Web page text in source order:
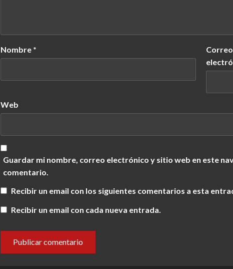
Nombre *
Correo
Web
Guardar mi nombre, correo electrónico y sitio web en este
comentario.
Recibir un email con los siguientes comentarios a esta
Recibir un email con cada nueva entrada.